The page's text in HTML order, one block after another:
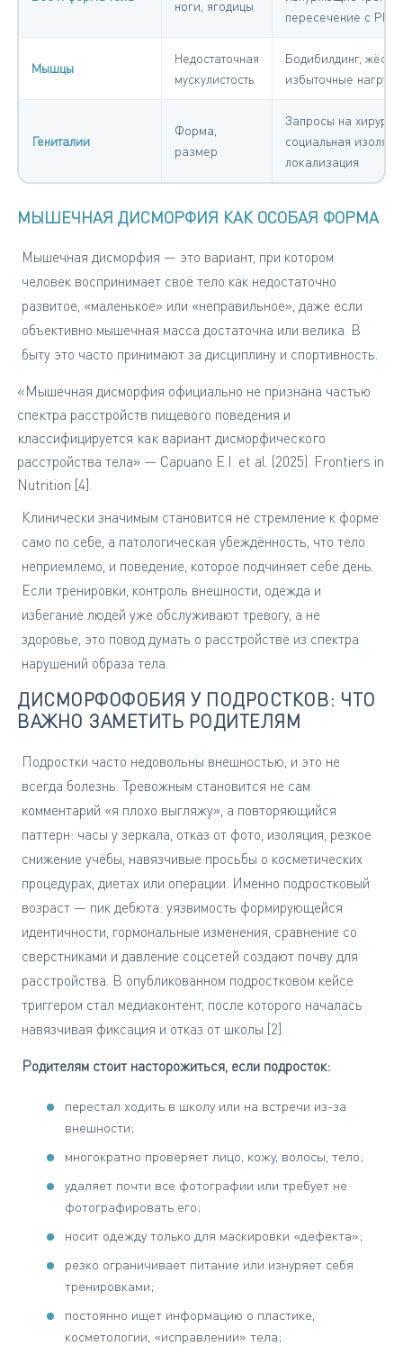
ноги, ягодицы
пересечение с РПП
Мышцы
Недостаточная
мускулистость
Бодибилдинг,
избыточные
Гениталии
Форма,
размер
Запросы на
социальная
локализация
МЫШЕЧНАЯ ДИСМОРФИЯ КАК ОСОБАЯ ФОРМА
Мышечная дисморфия — это вариант, при котором
человек воспринимает своё тело как недостаточно
развитое, «маленькое» или «неправильное», даже если
объективно мышечная масса достаточна или велика. В
быту это часто принимают за дисциплину и спортивность.
«Мышечная дисморфия официально не признана частью
спектра расстройств пищевого поведения и
классифицируется как вариант дисморфического
расстройства тела» — Capuano E.I. et al. (2025). Frontiers in
Nutrition [4].
Клинически значимым становится не стремление к форме
само по себе, а патологическая убеждённость, что тело
неприемлемо, и поведение, которое подчиняет себе день.
Если тренировки, контроль внешности, одежда и
избегание людей уже обслуживают тревогу, а не
здоровье, это повод думать о расстройстве из спектра
нарушений образа тела.
ДИСМОРФОФОБИЯ У ПОДРОСТКОВ: ЧТО
ВАЖНО ЗАМЕТИТЬ РОДИТЕЛЯМ
Подростки часто недовольны внешностью, и это не
всегда болезнь. Тревожным становится не сам
комментарий «я плохо выгляжу», а повторяющийся
паттерн: часы у зеркала, отказ от фото, изоляция, резкое
снижение учёбы, навязчивые просьбы о косметических
процедурах, диетах или операции. Именно подростковый
возраст — пик дебюта: уязвимость формирующейся
идентичности, гормональные изменения, сравнение со
сверстниками и давление соцсетей создают почву для
расстройства. В опубликованном подростковом кейсе
триггером стал медиаконтент, после которого началась
навязчивая фиксация и отказ от школы [2].
Родителям стоит насторожиться, если подросток:
перестал ходить в школу или на встречи из-за
внешности;
многократно проверяет лицо, кожу, волосы, тело;
удаляет почти все фотографии или требует не
фотографировать его;
носит одежду только для маскировки «дефекта»;
резко ограничивает питание или изнуряет себя
тренировками;
постоянно ищет информацию о пластике,
косметологии, «исправлении» тела;